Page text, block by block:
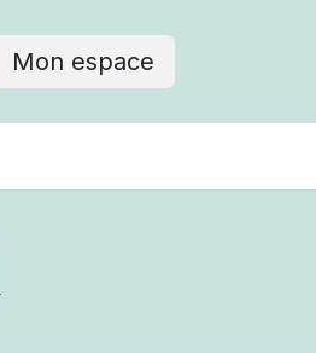
Mon espace